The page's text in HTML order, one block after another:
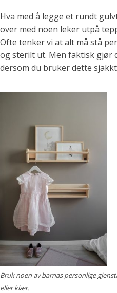
Hva med å legge et rundt
over med noen leker utpå
Ofte tenker vi at alt må stå
og sterilt ut. Men faktisk gjør
dersom du bruker dette
Bruk noen av barnas personlige
eller klær.